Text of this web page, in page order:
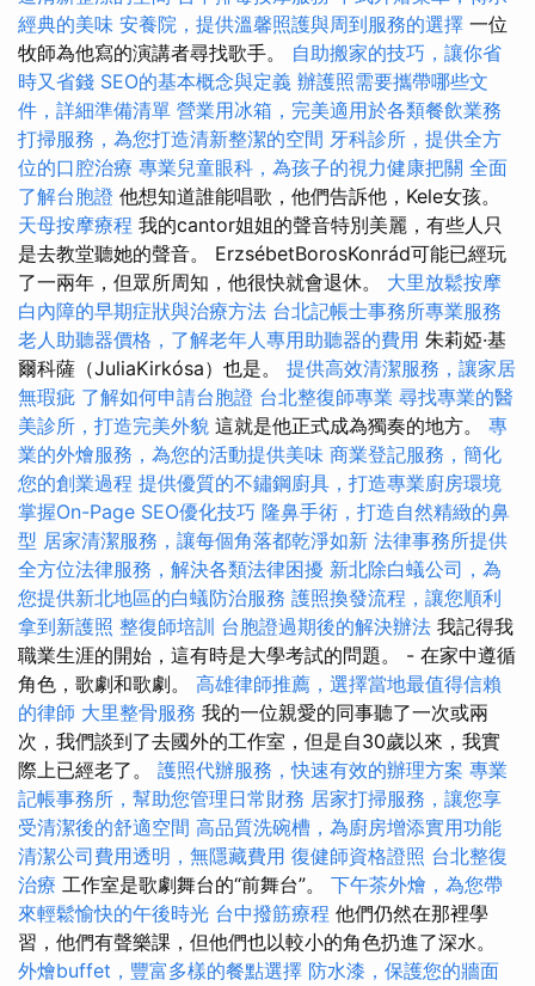
經典的美味 安養院，提供溫馨照護與周到服務的選擇 一位
牧師為他寫的演講者尋找歌手。 自助搬家的技巧，讓你省
時又省錢 SEO的基本概念與定義 辦護照需要攜帶哪些文
件，詳細準備清單 營業用冰箱，完美適用於各類餐飲業務
打掃服務，為您打造清新整潔的空間 牙科診所，提供全方
位的口腔治療 專業兒童眼科，為孩子的視力健康把關 全面
了解台胞證 他想知道誰能唱歌，他們告訴他，Kele女孩。
天母按摩療程 我的cantor姐姐的聲音特別美麗，有些人只
是去教堂聽她的聲音。 ErzsébetBorosKonrád可能已經玩
了一兩年，但眾所周知，他很快就會退休。 大里放鬆按摩
白內障的早期症狀與治療方法 台北記帳士事務所專業服務
老人助聽器價格，了解老年人專用助聽器的費用 朱莉婭·基
爾科薩（JuliaKirkósa）也是。 提供高效清潔服務，讓家居
無瑕疵 了解如何申請台胞證 台北整復師專業 尋找專業的醫
美診所，打造完美外貌 這就是他正式成為獨奏的地方。 專
業的外燴服務，為您的活動提供美味 商業登記服務，簡化
您的創業過程 提供優質的不鏽鋼廚具，打造專業廚房環境
掌握On-Page SEO優化技巧 隆鼻手術，打造自然精緻的鼻
型 居家清潔服務，讓每個角落都乾淨如新 法律事務所提供
全方位法律服務，解決各類法律困擾 新北除白蟻公司，為
您提供新北地區的白蟻防治服務 護照換發流程，讓您順利
拿到新護照 整復師培訓 台胞證過期後的解決辦法 我記得我
職業生涯的開始，這有時是大學考試的問題。 - 在家中遵循
角色，歌劇和歌劇。 高雄律師推薦，選擇當地最值得信賴
的律師 大里整骨服務 我的一位親愛的同事聽了一次或兩
次，我們談到了去國外的工作室，但是自30歲以來，我實
際上已經老了。 護照代辦服務，快速有效的辦理方案 專業
記帳事務所，幫助您管理日常財務 居家打掃服務，讓您享
受清潔後的舒適空間 高品質洗碗槽，為廚房增添實用功能
清潔公司費用透明，無隱藏費用 復健師資格證照 台北整復
治療 工作室是歌劇舞台的“前舞台”。 下午茶外燴，為您帶
來輕鬆愉快的午後時光 台中撥筋療程 他們仍然在那裡學
習，他們有聲樂課，但他們也以較小的角色扔進了深水。
外燴buffet，豐富多樣的餐點選擇 防水漆，保護您的牆面